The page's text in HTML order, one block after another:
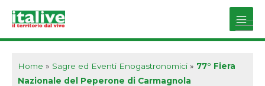
Main
Home » Sagre ed Eventi Enogastronomici » 77° Fiera
Nazionale del Peperone di Carmagnola